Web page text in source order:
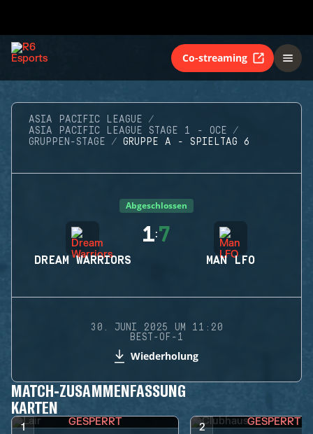
Co-streaming
ASIA PACIFIC LEAGUE
ASIA PACIFIC LEAGUE STAGE 1 - OCE
GRUPPEN-STAGE
GRUPPE A - SPIELTAG 6
Abgeschlossen
DREAM WARRIORS
1:7
MAN LFO
30. JUNI 2025 UM 11:20
BEST-OF-1
Wiederholung
MATCH-ZUSAMMENFASSUNG
KARTEN
1 GESPERRT 2 GESPERRT